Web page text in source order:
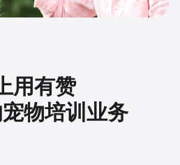
用有赞
物培训业务